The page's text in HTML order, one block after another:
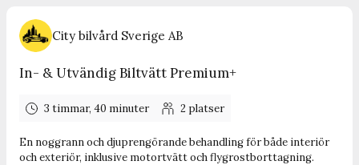
City bilvård Sverige AB
In- & Utvändig Biltvätt Premium+
3 timmar, 40 minuter 2 platser
En noggrann och djuprengörande behandling för både interiör
och exteriör, inklusive motortvätt och flygrostborttagning.